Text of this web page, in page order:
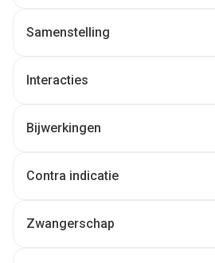
Samenstelling
Interacties
Bijwerkingen
Contra indicatie
Zwangerschap